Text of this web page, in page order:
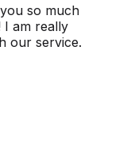
so much
am really
our service.